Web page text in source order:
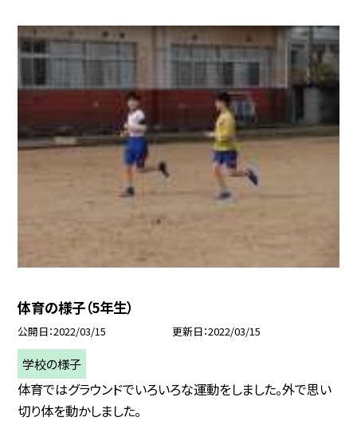
体育の様子（5年生）
公開日 2022/03/15 更新日 2022/03/15
学校の様子
体育ではグラウンドでいろいろな運動をしました。外で思い
切り体を動かしました。